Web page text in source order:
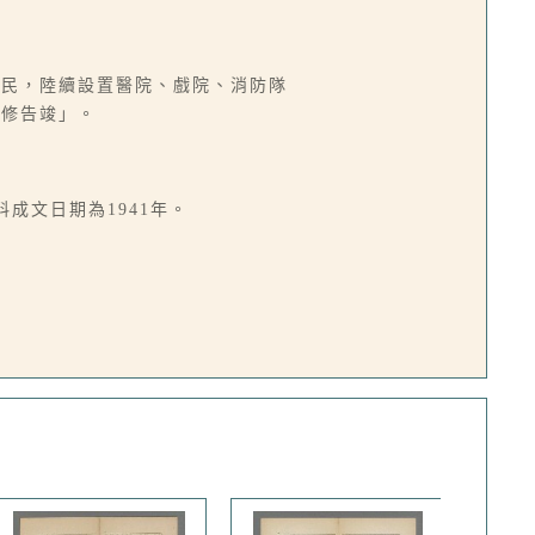
，陸續設置醫院、戲院、消防隊
告竣」。
文日期為1941年。